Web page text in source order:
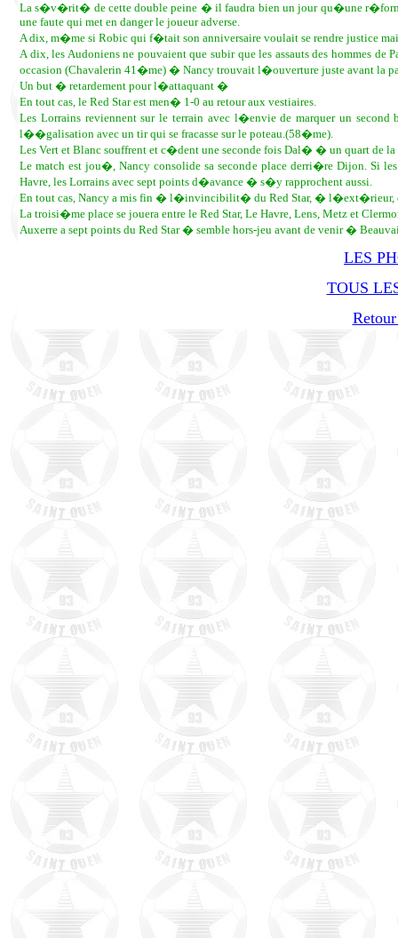
La s�v�rit� de cette double peine � il faudra bien un jour qu�une
une faute qui met en danger le joueur adverse.
A dix, m�me si Robic qui f�tait son anniversaire voulait se rendre justice
A dix, les Audoniens ne pouvaient que subir que les assauts des hommes
occasion (Chavalerin 41�me) � Nancy trouvait l�ouverture juste avant la
Un but � retardement pour l�attaquant �
En tout cas, le Red Star est men� 1-0 au retour aux vestiaires.
Les Lorrains reviennent sur le terrain avec l�envie de marquer un
l��galisation avec un tir qui se fracasse sur le poteau.(58�me).
Les Vert et Blanc souffrent et c�dent une seconde fois Dal� � un quart de
Le match est jou�, Nancy consolide sa seconde place derri�re Dijon. Si
Havre, les Lorrains avec sept points d�avance � s�y rapprochent aussi.
En tout cas, Nancy a mis fin � l�invincibilit� du Red Star, � l�ext�rieur,
La troisi�me place se jouera entre le Red Star, Le Havre, Lens, Metz et
Auxerre a sept points du Red Star � semble hors-jeu avant de venir �
LES
TOUS